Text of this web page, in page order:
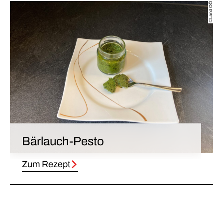
©Land OÖ
Bärlauch-Pesto
Zum Rezept